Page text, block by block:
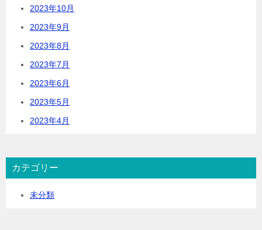
2023年10月
2023年9月
2023年8月
2023年7月
2023年6月
2023年5月
2023年4月
カテゴリー
未分類